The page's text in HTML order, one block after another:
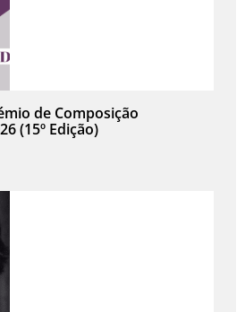
de Composição
(15º Edição)